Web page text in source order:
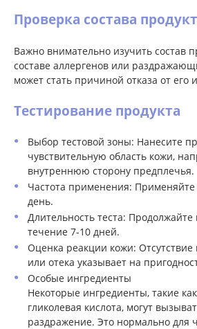
Проверка состава
Важно внимательно изучить состав
составе аллергенов или
может стать причиной отказа от его
Тестирование продукта
Выбор тестовой зоны: Нанесите
чувствительную область кожи,
внутреннюю сторону предплечья.
Частота применения: Применяйте
день.
Длительность теста:
течение 7-10 дней.
Оценка реакции кожи: Отсутствие
или отека указывает на
Особые ингредиенты
Некоторые ингредиенты, такие
гликолевая кислота, могут
раздражение. Это нормально для